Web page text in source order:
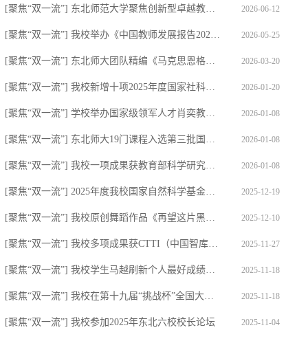
[聚焦“双一流”] 东北师范大学聚焦创新型卓越教师培养 推进新时代教师教育高质量发展 2026-06-12
[聚焦“双一流”] 我校举办《中国教师发展报告2025》成果发布会暨数智赋能教师高质... 2026-05-25
[聚焦“双一流”] 东北师大团队精编《马克思恩格斯列宁关于哲学社会科学及各学科重... 2026-03-20
[聚焦“双一流”] 我校新增十项2025年度国家社科基金重大项目和专项项目 2026-01-20
[聚焦“双一流”] 学校举办国家级领军人才肖奕教授聘任仪式 2026-01-08
[聚焦“双一流”] 东北师大19门课程入选第三批国家级一流本科课程 2026-01-08
[聚焦“双一流”] 我校一项成果获教育部科学研究优秀成果奖（自然科学和工程技术） 2026-01-08
[聚焦“双一流”] 2025年度我校国家自然科学基金项目取得里程碑式突破 2025-12-19
[聚焦“双一流”] 我校原创舞蹈作品《再望这片黑土》荣获第十五届中国舞蹈荷花奖民... 2025-12-10
[聚焦“双一流”] 我校多项成果获CTTI（中国智库索引）最佳案例与优秀成果 2025-11-27
[聚焦“双一流”] 我校学生马越刷新个人最好成绩并夺得第十五届全运会女子铅球铜牌 2025-11-18
[聚焦“双一流”] 我校在第十九届“挑战杯”全国大学生课外学术科技作品竞赛中取得... 2025-11-18
[聚焦“双一流”] 我校参加2025年东北六校校长论坛 2025-11-04